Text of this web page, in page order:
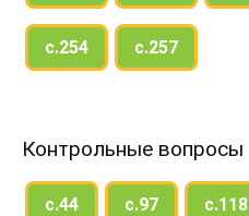
с.254 с.257
Контрольные вопросы
с.44 с.97 с.118